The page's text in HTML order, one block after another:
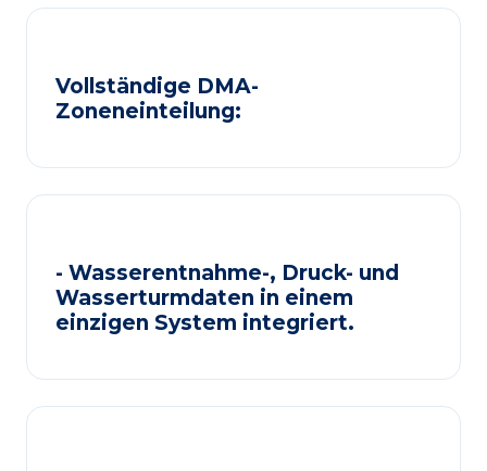
Vollständige DMA-
Zoneneinteilung:
- Wasserentnahme-, Druck- und
Wasserturmdaten in einem
einzigen System integriert.